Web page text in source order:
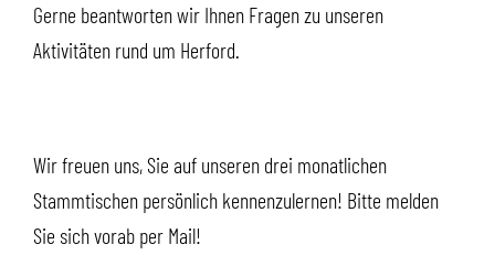
Gerne beantworten wir Ihnen Fragen zu unseren
Aktivitäten rund um Herford.
Wir freuen uns, Sie auf unseren drei monatlichen
Stammtischen persönlich kennenzulernen! Bitte melden
Sie sich vorab per Mail!